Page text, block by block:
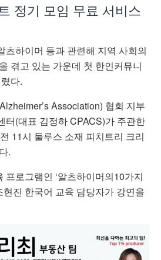
정기 모임 무료 서비스
츠하이머 등과 관련해 지역 사회의
겪고 있는 가운데 첫 한인커뮤니
다.
Association) 협회 지부
터(대표 김정하 CPACS)가 주관한
11시 둘루스 소재 피치트리 크리
.
프로그램인 ‘알츠하이머의10가지
현진 한국어 교육 담당자가 강연을